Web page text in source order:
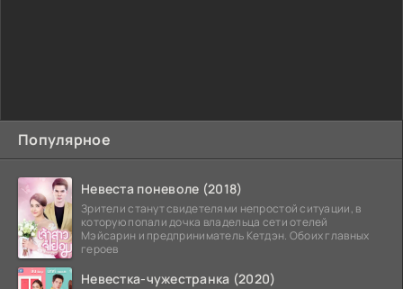
Популярное
Невеста поневоле (2018)
Зрители станут свидетелями непростой ситуации, в
которую попали дочка владельца сети отелей
Мэйсарин и предприниматель Кетдэн. Обоих главных
героев
Невестка-чужестранка (2020)